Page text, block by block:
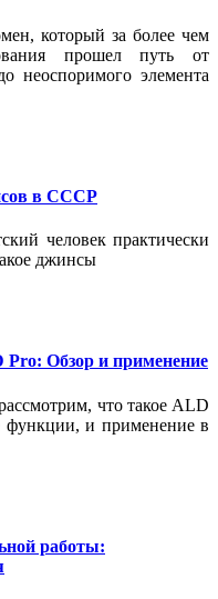
который за более чем
прошел путь от
неоспоримого элемента
в СССР
человек практически
джинсы
Pro: Обзор и применение
что такое ALD
функции, и применение в
работы: